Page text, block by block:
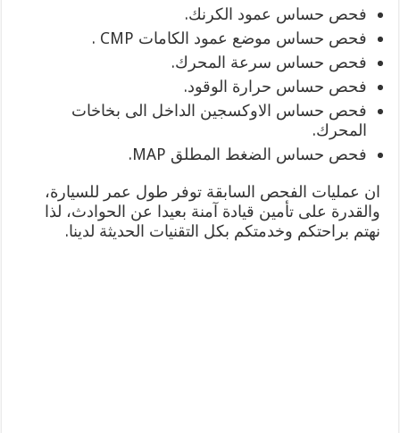
فحص حساس عمود الكرنك.
فحص حساس موضع عمود الكامات CMP .
فحص حساس سرعة المحرك.
فحص حساس حرارة الوقود.
فحص حساس الاوكسجين الداخل الى بخاخات
المحرك.
فحص حساس الضغط المطلق MAP.
ان عمليات الفحص السابقة توفر طول عمر للسيارة،
والقدرة على تأمين قيادة آمنة بعيدا عن الحوادث، لذا
نهتم براحتكم وخدمتكم بكل التقنيات الحديثة لدينا.